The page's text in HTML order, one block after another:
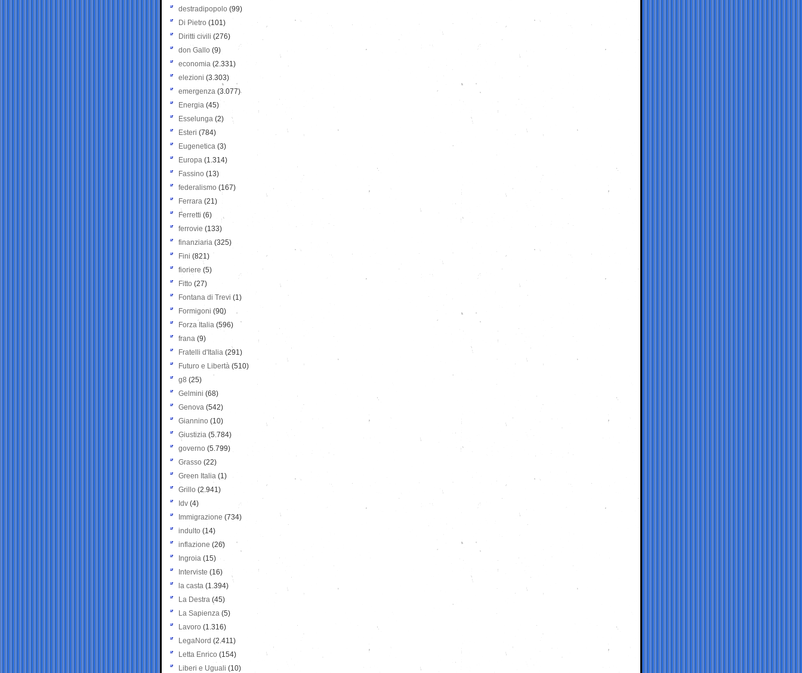
destradipopolo (99)
Di Pietro (101)
Diritti civili (276)
don Gallo (9)
economia (2.331)
elezioni (3.303)
emergenza (3.077)
Energia (45)
Esselunga (2)
Esteri (784)
Eugenetica (3)
Europa (1.314)
Fassino (13)
federalismo (167)
Ferrara (21)
Ferretti (6)
ferrovie (133)
finanziaria (325)
Fini (821)
fioriere (5)
Fitto (27)
Fontana di Trevi (1)
Formigoni (90)
Forza Italia (596)
frana (9)
Fratelli d'Italia (291)
Futuro e Libertà (510)
g8 (25)
Gelmini (68)
Genova (542)
Giannino (10)
Giustizia (5.784)
governo (5.799)
Grasso (22)
Green Italia (1)
Grillo (2.941)
Idv (4)
Immigrazione (734)
indulto (14)
inflazione (26)
Ingroia (15)
Interviste (16)
la casta (1.394)
La Destra (45)
La Sapienza (5)
Lavoro (1.316)
LegaNord (2.411)
Letta Enrico (154)
Liberi e Uguali (10)